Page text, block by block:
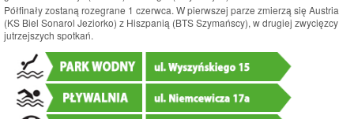
Półfinały zostaną rozegrane 1 czerwca. W pierwszej parze zmierzą się Austria
(KS Biel Sonarol Jeziorko) z Hiszpanią (BTS Szymańscy), w drugiej zwycięzcy
jutrzejszych spotkań.